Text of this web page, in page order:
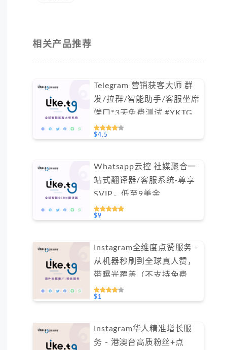
相关产品推荐
Telegram 营销获客大师 群
发/拉群/智能助手/客服坐席
端口*3天免费测试 #YKTG
$4.5
Whatsapp云控 社媒聚合一
站式翻译器/客服系统-尊享
SVIP，低至9美金
#FYOK002
$9
Instagram全维度点赞服务 -
从机器秒刷到全球真人赞，
带曝光覆盖（不支持免费测
试）
$1
Instagram华人精准增长服
务 - 港澳台高质粉丝+点